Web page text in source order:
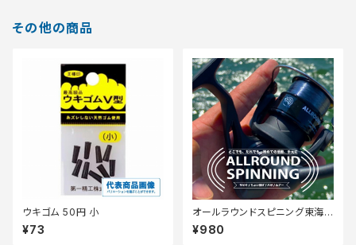
その他の商品
ウキゴム 50円 小
¥73
オールラウンドスピニング東海B
K 3号100M付【Tオリ】
¥980